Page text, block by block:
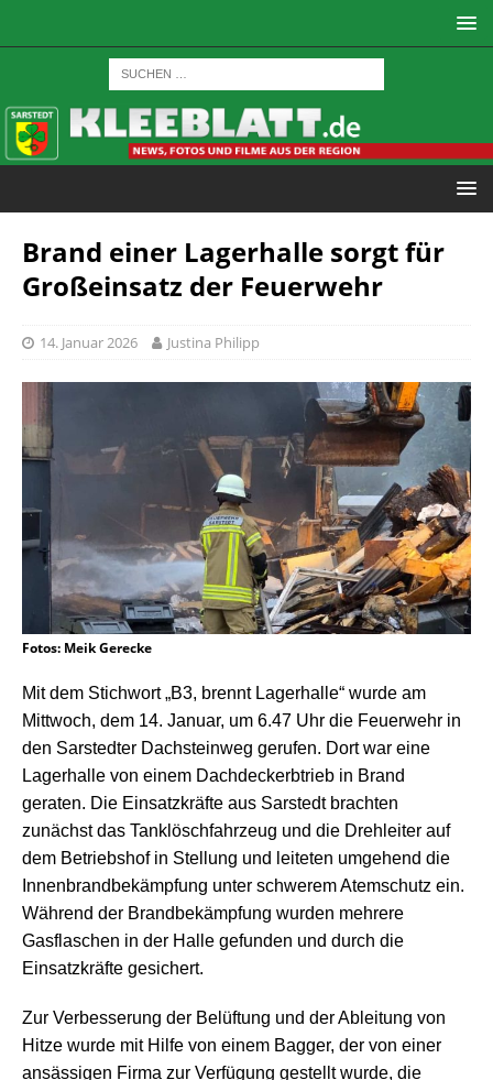
Brand einer Lagerhalle sorgt für
Großeinsatz der Feuerwehr
14. Januar 2026 Justina Philipp
Fotos: Meik Gerecke
Mit dem Stichwort „B3, brennt Lagerhalle“ wurde am
Mittwoch, dem 14. Januar, um 6.47 Uhr die Feuerwehr in
den Sarstedter Dachsteinweg gerufen. Dort war eine
Lagerhalle von einem Dachdeckerbtrieb in Brand
geraten. Die Einsatzkräfte aus Sarstedt brachten
zunächst das Tanklöschfahrzeug und die Drehleiter auf
dem Betriebshof in Stellung und leiteten umgehend die
Innenbrandbekämpfung unter schwerem Atemschutz ein.
Während der Brandbekämpfung wurden mehrere
Gasflaschen in der Halle gefunden und durch die
Einsatzkräfte gesichert.
Zur Verbesserung der Belüftung und der Ableitung von
Hitze wurde mit Hilfe von einem Bagger, der von einer
ansässigen Firma zur Verfügung gestellt wurde, die